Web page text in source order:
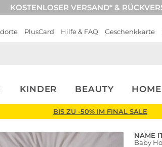
KOSTENLOSER VERSAND* &
PlusCard Hilfe & FAQ Geschenkkarte
KINDER BEAUTY
BIS ZU -50% IM FINAL SALE
NAME
Baby